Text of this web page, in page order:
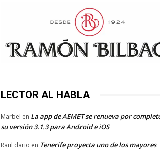
LECTOR AL HABLA
Marbel en La app de AEMET se renueva por
su versión 3.1.3 para Android e iOS
Raul dario en Tenerife proyecta uno de los mayores